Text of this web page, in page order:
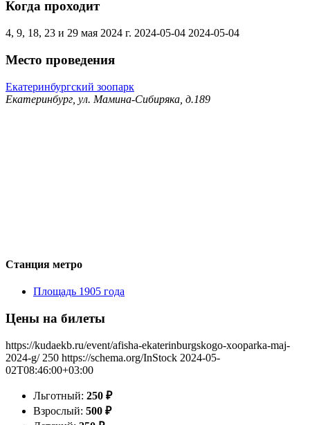
Когда проходит
4, 9, 18, 23 и 29 мая 2024 г. 2024-05-04 2024-05-04
Место проведения
Екатеринбургский зоопарк
Екатеринбург, ул. Мамина-Сибиряка, д.189
Станция метро
Площадь 1905 года
Цены на билеты
https://kudaekb.ru/event/afisha-ekaterinburgskogo-xooparka-maj-
2024-g/ 250 https://schema.org/InStock 2024-05-
02T08:46:00+03:00
Льготный: 250 ₽
Взрослый: 500 ₽